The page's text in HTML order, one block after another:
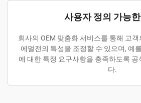
사용자 정의 가능
회사의 OEM 맞춤화 서비스를 통해 고
에멀전의 특성을 조정할 수 있으며, 예
에 대한 특정 요구사항을 충족하도록 공
다.